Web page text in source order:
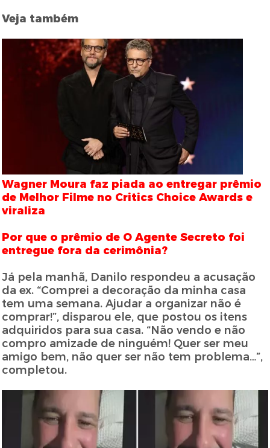
Veja também
Wagner Moura faz piada ao entregar prêmio
de Melhor Filme no Critics Choice Awards e
viraliza
Por que o prêmio de O Agente Secreto foi
entregue fora da cerimônia?
Já pela manhã, Danilo respondeu a acusação
da ex. “Comprei a decoração da minha casa
tem uma semana. Ajudar a organizar não é
comprar!”, disparou ele, que postou os itens
adquiridos para sua casa. “Não vendo e não
compro amizade de ninguém! Quer ser meu
amigo bem, não quer ser não tem problema…”,
completou.